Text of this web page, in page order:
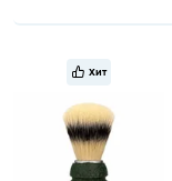
Хит